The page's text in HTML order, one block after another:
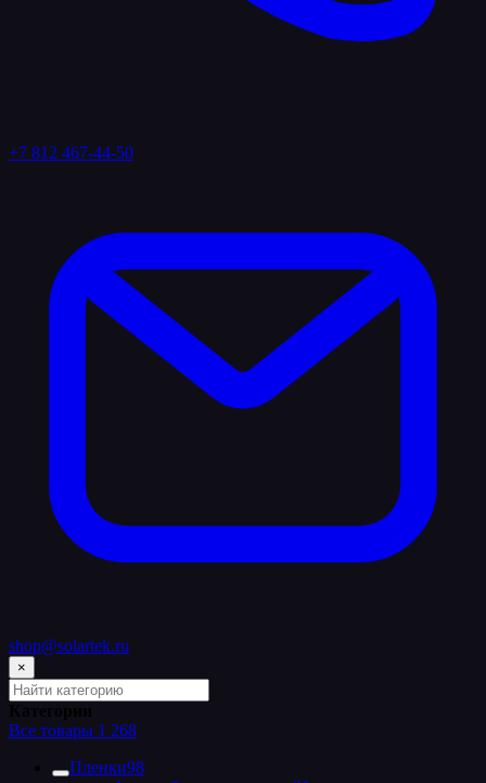
+7 812 467-44-50
shop@solartek.ru
×
Поиск
по
категориям
Все товары 1 268
Пленки98